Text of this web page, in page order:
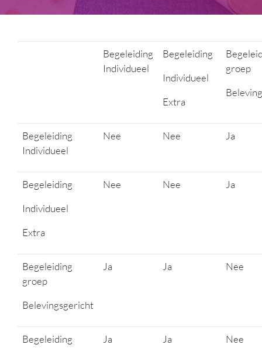
Begeleiding
Individueel
Begeleiding
Individueel
Extra
groep
Begeleiding
Individueel
Nee Nee Ja
Begeleiding
Individueel
Extra
Nee Nee Ja
Begeleiding
groep
Belevingsgericht
Ja Ja Nee
Begeleiding
Ja Ja Nee